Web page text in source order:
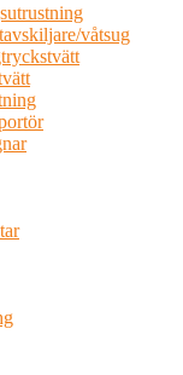
våtsug